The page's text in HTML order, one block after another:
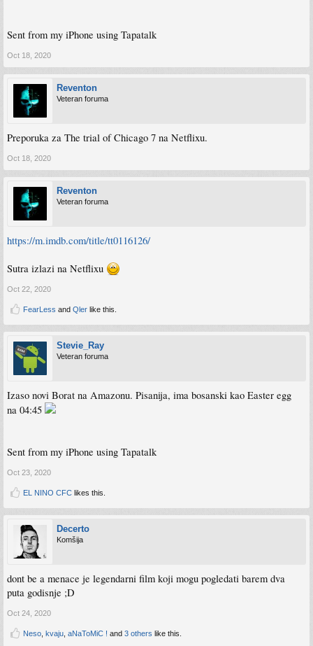
Sent from my iPhone using Tapatalk
Oct 18, 2020
Reventon
Veteran foruma
Preporuka za The trial of Chicago 7 na Netflixu.
Oct 18, 2020
Reventon
Veteran foruma
https://m.imdb.com/title/tt0116126/
Sutra izlazi na Netflixu
Oct 22, 2020
FearLess and Qler like this.
Stevie_Ray
Veteran foruma
Izaso novi Borat na Amazonu. Pisanija, ima bosanski kao Easter egg
na 04:45
Sent from my iPhone using Tapatalk
Oct 23, 2020
EL NINO CFC likes this.
Decerto
Komšija
dont be a menace je legendarni film koji mogu pogledati barem dva
puta godisnje ;D
Oct 24, 2020
Neso kvaju aNaToMiC ! and 3 others like this.